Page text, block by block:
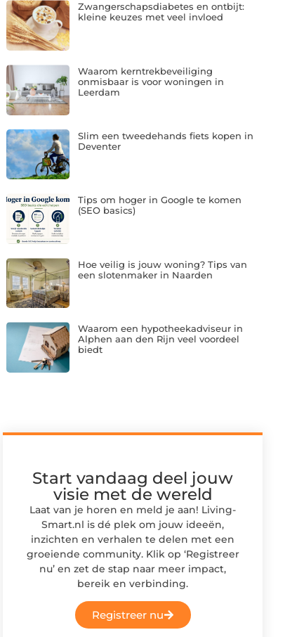
Zwangerschapsdiabetes en ontbijt:
kleine keuzes met veel invloed
Waarom kerntrekbeveiliging
onmisbaar is voor woningen in
Leerdam
Slim een tweedehands fiets kopen in
Deventer
Tips om hoger in Google te komen
(SEO basics)
Hoe veilig is jouw woning? Tips van
een slotenmaker in Naarden
Waarom een hypotheekadviseur in
Alphen aan den Rijn veel voordeel
biedt
Start vandaag deel jouw
visie met de wereld
Laat van je horen en meld je aan! Living-
Smart.nl is dé plek om jouw ideeën,
inzichten en verhalen te delen met een
groeiende community. Klik op ‘Registreer
nu’ en zet de stap naar meer impact,
bereik en verbinding.
Registreer nu